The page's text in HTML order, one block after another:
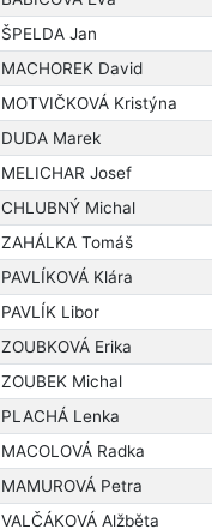
ŠPELDA Jan
MACHOREK David
MOTVIČKOVÁ Kristýna
DUDA Marek
MELICHAR Josef
CHLUBNÝ Michal
ZAHÁLKA Tomáš
PAVLÍKOVÁ Klára
PAVLÍK Libor
ZOUBKOVÁ Erika
ZOUBEK Michal
PLACHÁ Lenka
MACOLOVÁ Radka
MAMUROVÁ Petra
VALČÁKOVÁ Alžběta